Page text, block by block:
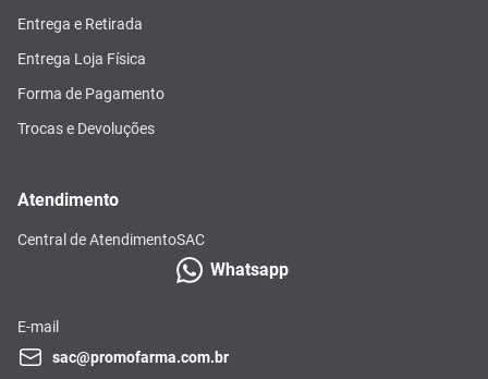
Entrega e Retirada
Entrega Loja Física
Forma de Pagamento
Trocas e Devoluções
Atendimento
Central de AtendimentoSAC
Whatsapp
E-mail
sac@promofarma.com.br